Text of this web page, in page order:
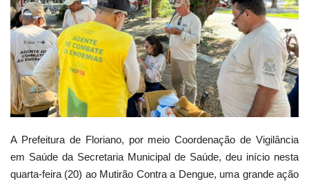
Vídeos
Webmail
Contato
A Prefeitura de Floriano, por meio Coordenação de Vigilância
em Saúde da Secretaria Municipal de Saúde, deu início nesta
quarta-feira (20) ao Mutirão Contra a Dengue, uma grande ação